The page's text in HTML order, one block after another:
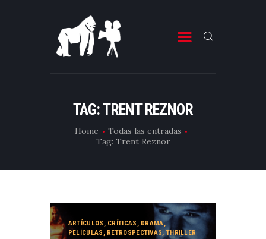
TAG: TRENT REZNOR
Home
Todas las entradas
Tag: Trent Reznor
ESTRENOS DE TELEVISIÓN
CRÍTICAS
ARTÍCULOS
ESPECIALES
EDITORIALES
EQUIPO DE BBK
ARTÍCULOS , CRÍTICAS , DRAMA,
PELÍCULAS , RETROSPECTIVAS, THRILLER